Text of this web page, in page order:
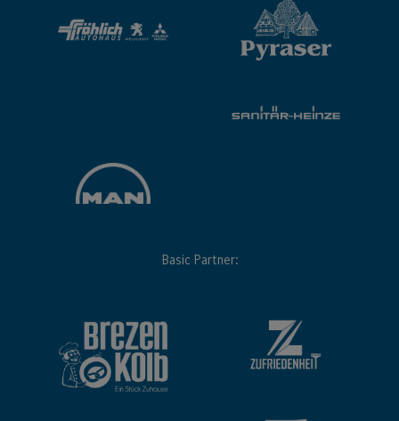
Basic Partner: